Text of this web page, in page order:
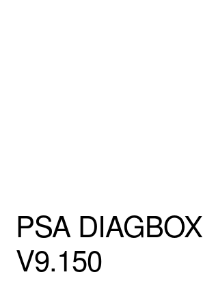
PSA DIAGBOX
V9.150